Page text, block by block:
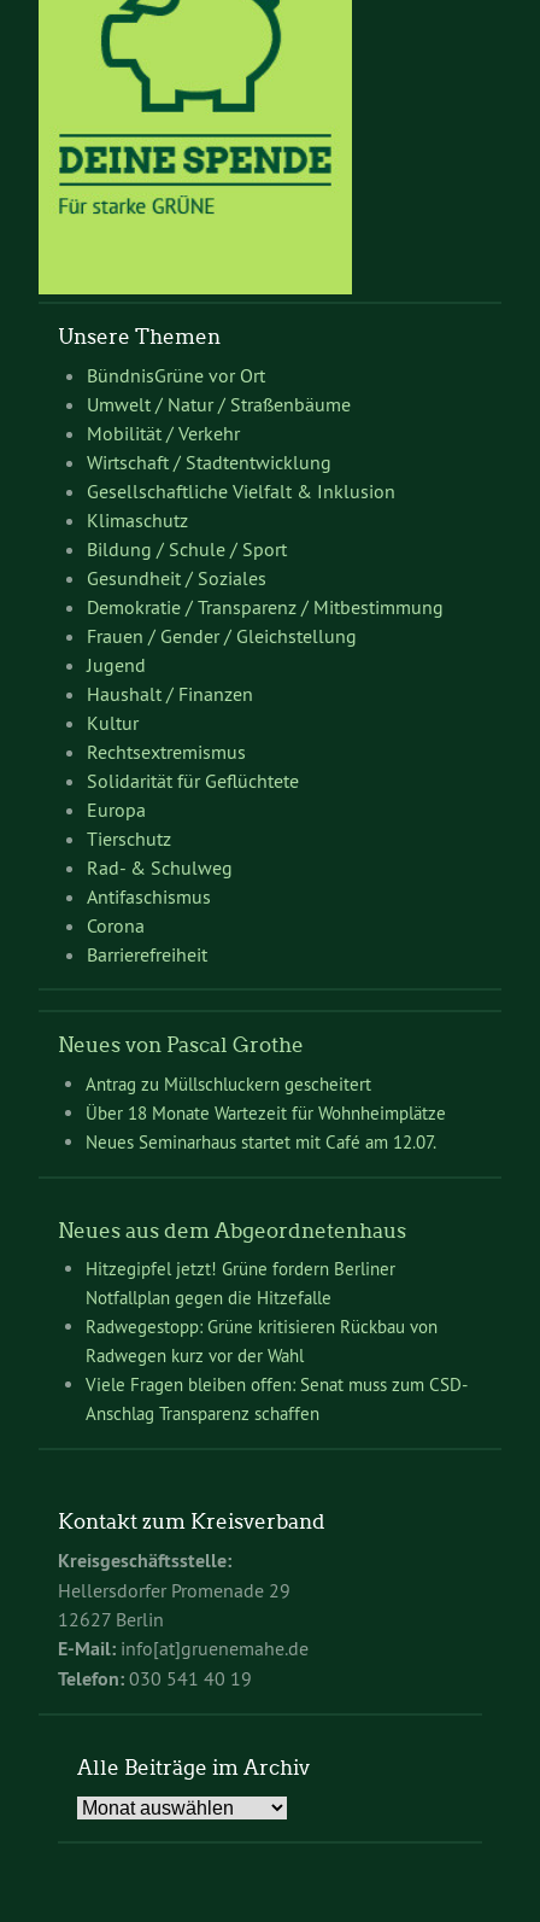
Unsere Themen
BündnisGrüne vor Ort
Umwelt / Natur / Straßenbäume
Mobilität / Verkehr
Wirtschaft / Stadtentwicklung
Gesellschaftliche Vielfalt & Inklusion
Klimaschutz
Bildung / Schule / Sport
Gesundheit / Soziales
Demokratie / Transparenz / Mitbestimmung
Frauen / Gender / Gleichstellung
Jugend
Haushalt / Finanzen
Kultur
Rechtsextremismus
Solidarität für Geflüchtete
Europa
Tierschutz
Rad- & Schulweg
Antifaschismus
Corona
Barrierefreiheit
Neues von Pascal Grothe
Antrag zu Müllschluckern gescheitert
Über 18 Monate Wartezeit für Wohnheimplätze
Neues Seminarhaus startet mit Café am 12.07.
Neues aus dem Abgeordnetenhaus
Hitzegipfel jetzt! Grüne fordern Berliner
Notfallplan gegen die Hitzefalle
Radwegestopp: Grüne kritisieren Rückbau von
Radwegen kurz vor der Wahl
Viele Fragen bleiben offen: Senat muss zum CSD-
Anschlag Transparenz schaffen
Kontakt zum Kreisverband
Kreisgeschäftsstelle:
Hellersdorfer Promenade 29
12627 Berlin
E-Mail: info[at]gruenemahe.de
Telefon: 030 541 40 19
Alle Beiträge im Archiv
Alle